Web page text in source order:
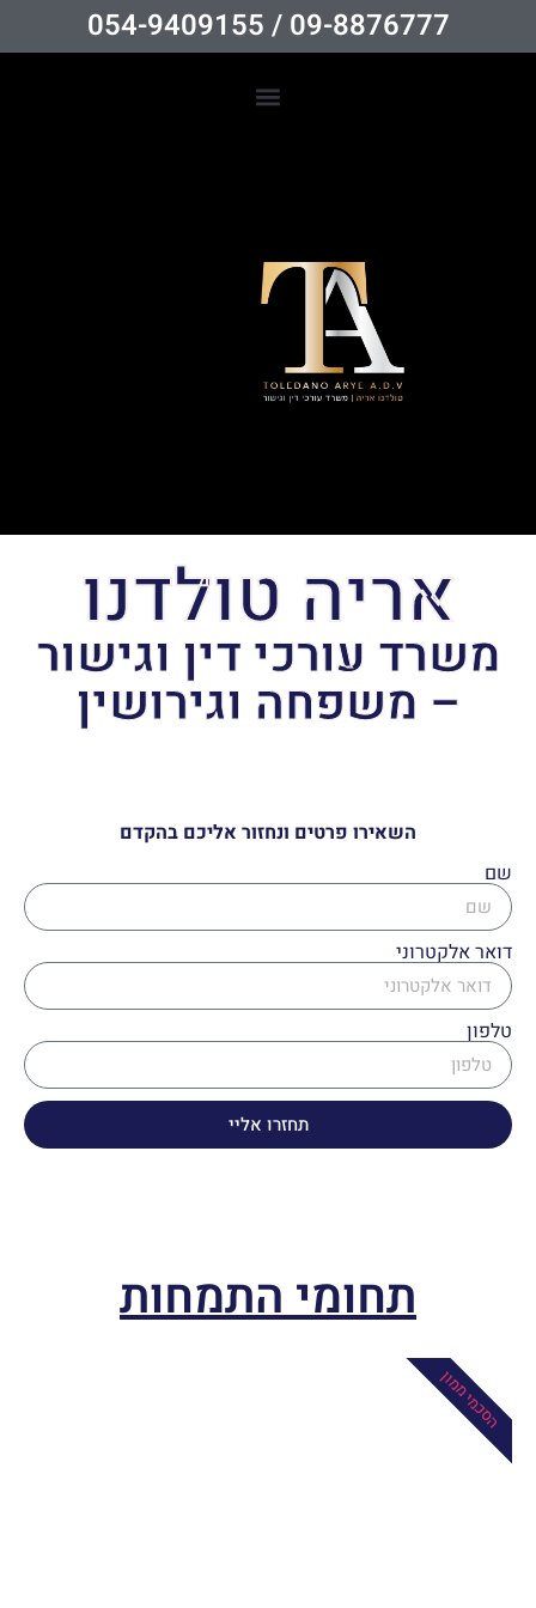
09-8876777 / 054-9409155
אריה טולדנו
משרד עורכי דין וגישור
– משפחה וגירושין
השאירו פרטים ונחזור אליכם בהקדם
שם
דואר אלקטרוני
טלפון
תחזרו אליי
תחומי התמחות
הסכמי ממון